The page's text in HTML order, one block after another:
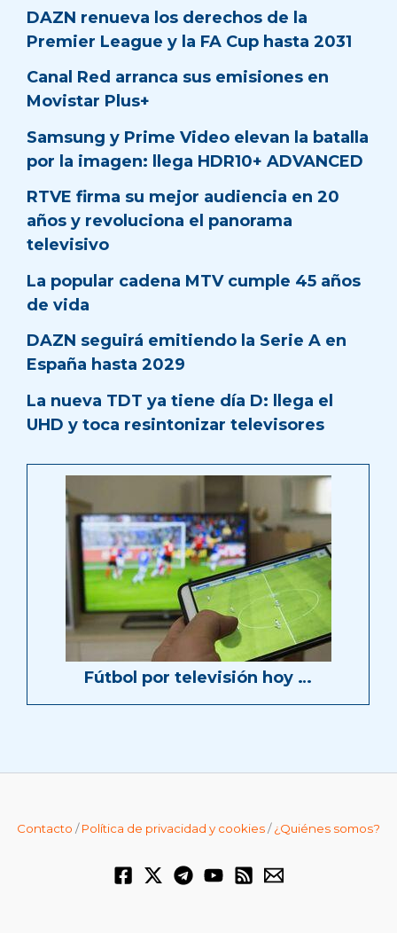
DAZN renueva los derechos de la
Premier League y la FA Cup hasta 2031
Canal Red arranca sus emisiones en
Movistar Plus+
Samsung y Prime Video elevan la batalla
por la imagen: llega HDR10+ ADVANCED
RTVE firma su mejor audiencia en 20
años y revoluciona el panorama
televisivo
La popular cadena MTV cumple 45 años
de vida
DAZN seguirá emitiendo la Serie A en
España hasta 2029
La nueva TDT ya tiene día D: llega el
UHD y toca resintonizar televisores
Fútbol por televisión hoy …
Contacto /Política de privacidad y cookies/¿Quiénes somos?